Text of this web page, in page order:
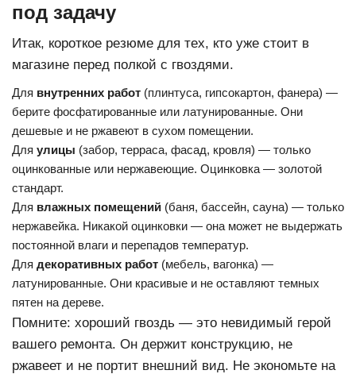
под задачу
Итак, короткое резюме для тех, кто уже стоит в
магазине перед полкой с гвоздями.
Для внутренних работ (плинтуса, гипсокартон, фанера) —
берите фосфатированные или латунированные. Они
дешевые и не ржавеют в сухом помещении.
Для улицы (забор, терраса, фасад, кровля) — только
оцинкованные или нержавеющие. Оцинковка — золотой
стандарт.
Для влажных помещений (баня, бассейн, сауна) — только
нержавейка. Никакой оцинковки — она может не выдержать
постоянной влаги и перепадов температур.
Для декоративных работ (мебель, вагонка) —
латунированные. Они красивые и не оставляют темных
пятен на дереве.
Помните: хороший гвоздь — это невидимый герой
вашего ремонта. Он держит конструкцию, не
ржавеет и не портит внешний вид. Не экономьте на